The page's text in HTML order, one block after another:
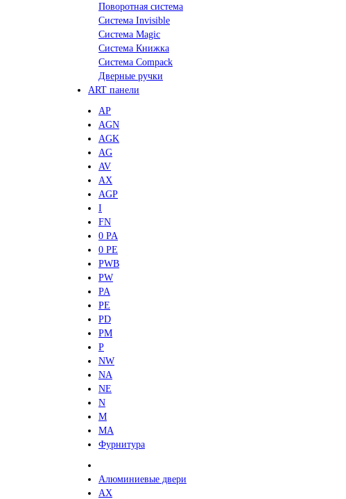
Поворотная система
Система Invisible
Система Magic
Система Книжка
Система Compack
Дверные ручки
ART панели
AP
AGN
AGK
AG
AV
AX
AGP
I
FN
0 PA
0 PE
PWB
PW
PA
PE
PD
PM
P
NW
NA
NE
N
M
MA
Фурнитура
Алюминиевые двери
AX